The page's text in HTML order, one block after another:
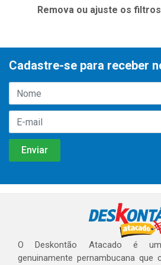
Remova ou ajuste os
Cadastre-se para receber
O Deskontão Atacado é
genuinamente pernambucana